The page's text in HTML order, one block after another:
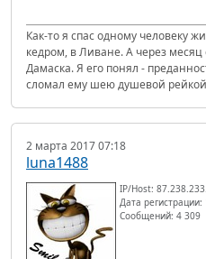
Как-то я спас одному человеку
кедром, в Ливане. А через
Дамаска. Я его понял -
сломал ему шею душевой рейкой
2 марта 2017 07:18
luna1488
IP/Host:
Дата
Сообщений: 4 309